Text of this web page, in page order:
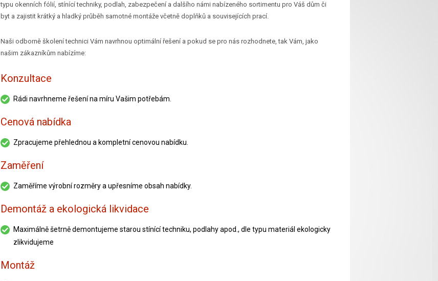
typu okenních fólií, stínící techniky, podlah, zabezpečení a dalšího námi nabízeného sortimentu pro Váš dům či
byt a zajistit krátký a hladký průběh samotné montáže včetně doplňků a souvisejících prací.
Naši odborně školení technici Vám navrhnou optimální řešení a pokud se pro nás rozhodnete, tak Vám, jako
našim zákazníkům nabízíme:
Konzultace
Rádi navrhneme řešení na míru Vašim potřebám.
Cenová nabídka
Zpracujeme přehlednou a kompletní cenovou nabídku.
Zaměření
Zaměříme výrobní rozměry a upřesníme obsah nabídky.
Demontáž a ekologická likvidace
Maximálně šetrně demontujeme starou stínící techniku, podlahy apod., dle typu materiál ekologicky
zlikvidujeme
Montáž